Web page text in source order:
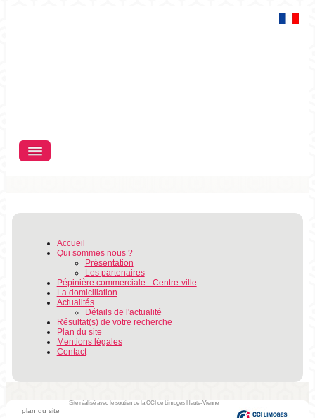
Accueil
Qui sommes nous ?
Présentation
Les partenaires
Pépinière commerciale - Centre-ville
La domiciliation
Actualités
Détails de l'actualité
Résultat(s) de votre recherche
Plan du site
Mentions légales
Contact
Site réalisé avec le soutien de la CCI de Limoges Haute-Vienne
plan du site